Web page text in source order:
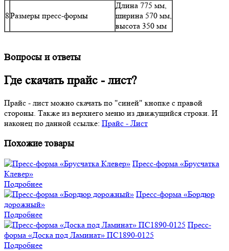
8Размеры пресс-формы
Длина 775 мм,
ширина 570 мм,
высота 350 мм
Вопросы и ответы
Где скачать прайс - лист?
Прайс - лист можно скачать по "синей" кнопке с правой
стороны. Также из верхнего меню из движущийся строки. И
наконец по данной ссылке: Прайс - Лист
Похожие товары
Пресс-форма «Брусчатка
Клевер»
Подробнее
Пресс-форма «Бордюр
дорожный»
Подробнее
Пресс-
форма «Доска под Ламинат» ПС1890-0125
Подробнее